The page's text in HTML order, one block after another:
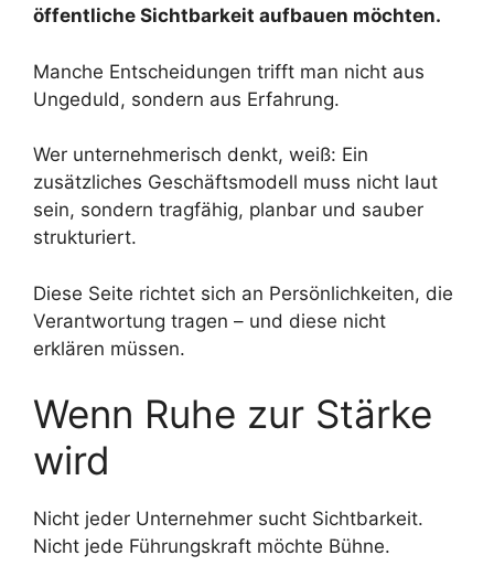
öffentliche Sichtbarkeit aufbauen möchten.
Manche Entscheidungen trifft man nicht aus
Ungeduld, sondern aus Erfahrung.
Wer unternehmerisch denkt, weiß: Ein
zusätzliches Geschäftsmodell muss nicht laut
sein, sondern tragfähig, planbar und sauber
strukturiert.
Diese Seite richtet sich an Persönlichkeiten, die
Verantwortung tragen – und diese nicht
erklären müssen.
Wenn Ruhe zur Stärke
wird
Nicht jeder Unternehmer sucht Sichtbarkeit.
Nicht jede Führungskraft möchte Bühne.